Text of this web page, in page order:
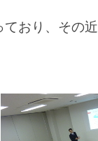
おり、その